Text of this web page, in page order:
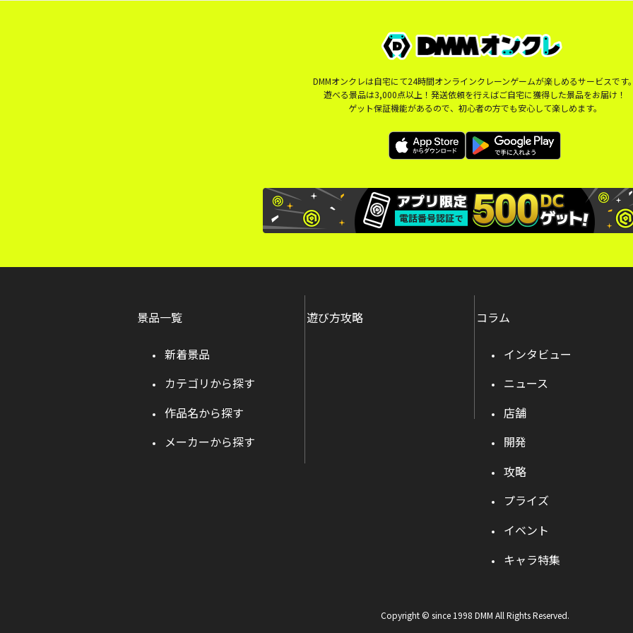
DMMオンクレは自宅にて24時間オンラインクレーンゲームが楽しめるサービスです
遊べる景品は3,000点以上！発送依頼を行えばご自宅に獲得した景品をお届け！
ゲット保証機能があるので、初心者の方でも安心して楽しめます。
景品一覧
新着景品
カテゴリから探す
作品名から探す
メーカーから探す
遊び方攻略 コラム
インタビュー
ニュース
店舗
開発
攻略
プライズ
イベント
キャラ特集
Copyright © since 1998 DMM All Rights Reserved.